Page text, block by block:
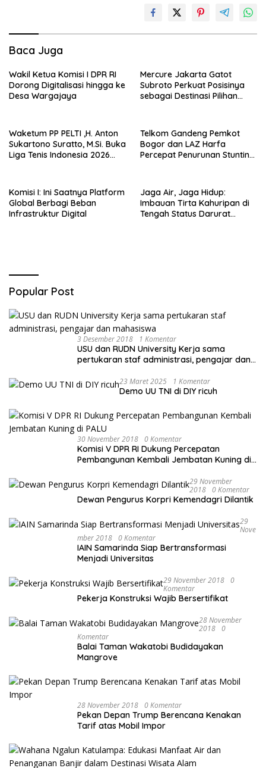
Baca Juga
Wakil Ketua Komisi I DPR RI
Dorong Digitalisasi hingga ke
Desa Wargajaya
Mercure Jakarta Gatot
Subroto Perkuat Posisinya
sebagai Destinasi Pilihan
Jakarta Selatan
Waketum PP PELTI ,H. Anton
Sukartono Suratto, M.Si. Buka
Liga Tenis Indonesia 2026
Telkom Gandeng Pemkot
Bogor dan LAZ Harfa
Percepat Penurunan Stunting
Komisi I: Ini Saatnya Platform
Global Berbagi Beban
Infrastruktur Digital
Jaga Air, Jaga Hidup:
Imbauan Tirta Kahuripan di
Tengah Status Darurat
Popular Post
3 Desember 2018 1 Komentar
USU dan RUDN University Kerja sama
pertukaran staf administrasi, pengajar dan
23 Maret 2025 1 Komentar
Demo UU TNI di DIY ricuh
30 November 2018 0 Komentar
Komisi V DPR RI Dukung Percepatan
Pembangunan Kembali Jembatan Kuning di
29 November
2018 0 Komentar
Dewan Pengurus Korpri Kemendagri Dilantik
29
Nove
Mber 2018 0 Komentar
IAIN Samarinda Siap Bertransformasi
Menjadi Universitas
29 November 2018 0
Komentar
Pekerja Konstruksi Wajib Bersertifikat
28 November
2018 0
Komentar
Balai Taman Wakatobi Budidayakan
Mangrove
28 November 2018 0 Komentar
Pekan Depan Trump Berencana Kenakan
Tarif atas Mobil Impor